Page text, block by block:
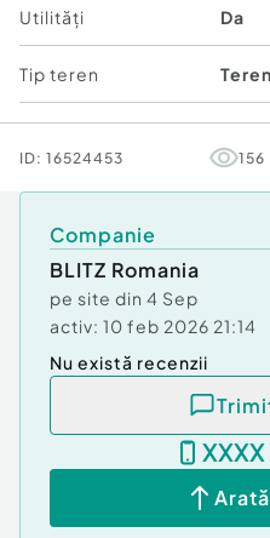
Utilități Da
Tip teren
ID: 16524453 156
Companie
BLITZ Romania
pe site din 4 Sep
activ: 10 feb 2026 21:14
Nu există recenzii